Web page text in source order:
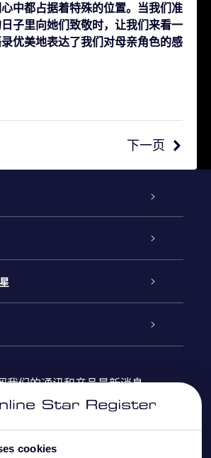
cookies
中都占据着特殊的位置。 当我们准
子里向她们致敬时，让我们来看一
优美地表达了我们对母亲角色的感
下一页
物
Page
Stars
我们的通讯和产品最新消息